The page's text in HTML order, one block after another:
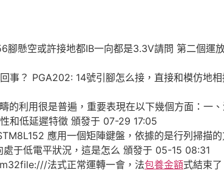
懸空或許接地都IB一向都是3.3V請問 第二個運
？ PGA202: 14號引腳怎么接，直接和模仿地
利用很是普遍，重要表現在以下幾個方面：一
和低延遲特徵 頒發于 07-29 17:05
應用一個矩陣鍵盤，依據的是行列掃描的
于低電平狀況，這是怎么 頒發于 05-15 08:31
法式正常運轉一會，法包養金額式結束